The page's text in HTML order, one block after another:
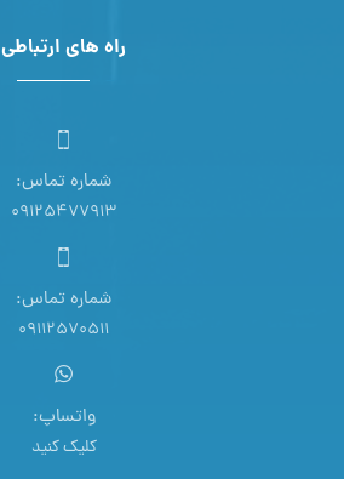
راه های ارتباطی
شماره تماس:
09125477913
شماره تماس:
09112570511
واتساپ:
کلیک کنید